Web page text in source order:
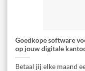
Goedkope software
op jouw digitale
Betaal jij elke maand